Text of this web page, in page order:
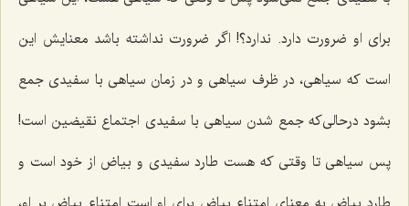
برای او ضرورت دارد. ندارد؟! اگر ضرورت نداشته باشد معنایش این
است که سیاهی، در ظرف سیاهی و در زمان سیاهی با سفیدی جمع
بشود درحالی‌که جمع شدن سیاهی با سفیدی اجتماع نقیضین است!
پس سیاهی تا وقتی که هست طارد سفیدی و بیاض از خود است و